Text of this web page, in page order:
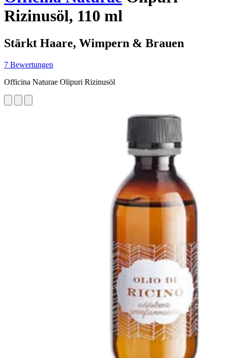
Rizinusöl, 110 ml
Stärkt Haare, Wimpern & Brauen
7 Bewertungen
Officina Naturae Olipuri Rizinusöl